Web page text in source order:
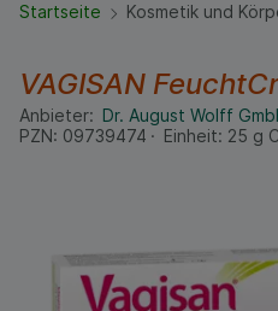
Startseite Kosmetik und
VAGISAN
Anbieter: Dr. August Wolff
PZN: 09739474 Einheit: 25 g